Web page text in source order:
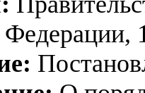
Федерации,